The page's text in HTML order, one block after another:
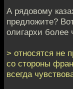
А рядовому
предложите?
олигархи более
> относятся не
со стороны
всегда